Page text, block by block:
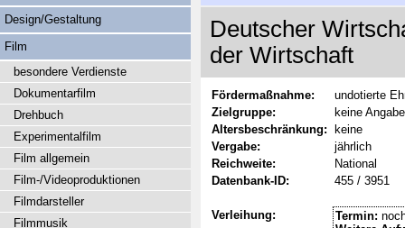
Deutscher
der Wirtschaft
Fördermaßnahme:
undotierte
Zielgruppe:
keine Angabe
Altersbeschränkung:
keine
Vergabe:
jährlich
Reichweite:
National
Datenbank-ID:
455 / 3951
Verleihung: Termin:
Design/Gestaltung
Film
besondere Verdienste
Dokumentarfilm
Drehbuch
Experimentalfilm
Film allgemein
Film-/Videoproduktionen
Filmdarsteller
Filmmusik